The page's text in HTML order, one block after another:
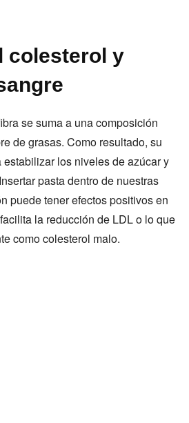
colesterol y
se suma a una composición
de grasas. Como resultado, su
los niveles de azúcar y
pasta dentro de nuestras
puede tener efectos positivos en
la reducción de LDL o lo que
como colesterol malo.